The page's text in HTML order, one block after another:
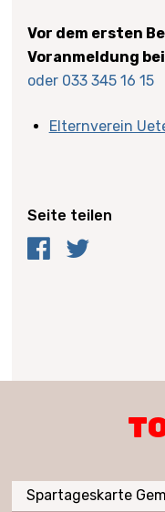
Vor dem ersten
Voranmeldung bei
oder 033 345 16 15
Elternverein
Seite teilen
Facebook
Twitter
Spartageskarte